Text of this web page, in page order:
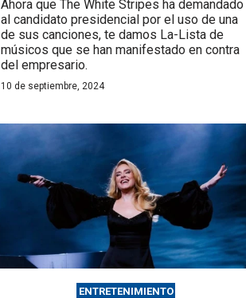
Ahora que The White Stripes ha demandado
al candidato presidencial por el uso de una
de sus canciones, te damos La-Lista de
músicos que se han manifestado en contra
del empresario.
10 de septiembre, 2024
ENTRETENIMIENTO